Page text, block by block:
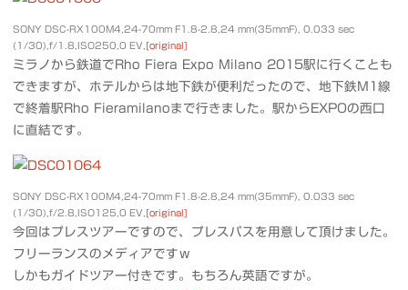
SONY DSC-RX100M4,24-70mm F1.8-2.8,24 mm(35mmF), 0.033 sec
(1/30),f/1.8,ISO250,0 EV, [original]
ミラノから鉄道でRho Fiera Expo Milano 2015駅に行くことも
できますが、ホテルからは地下鉄が便利だったので、地下鉄M1線
で終着駅Rho Fieramilanoまで行きました。駅からEXPOの西口
に直結です。
SONY DSC-RX100M4,24-70mm F1.8-2.8,24 mm(35mmF), 0.033 sec
(1/30),f/2.8,ISO125,0 EV, [original]
今回はプレスツアーですので、プレスパスを用意して頂けました。
フリーランスのメディアですｗ
しかもガイドツアー付きです。もちろん英語ですが。